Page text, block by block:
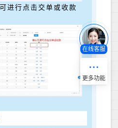
进行点击交单或收款
在线客服